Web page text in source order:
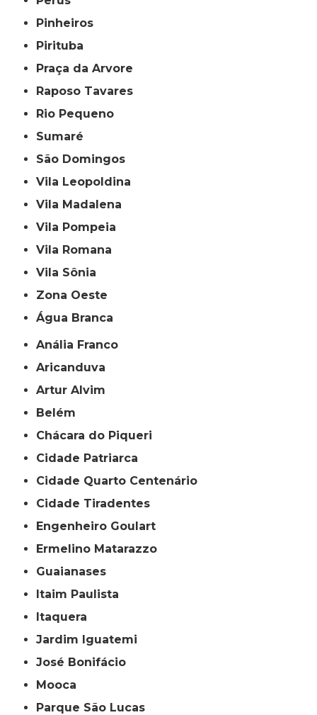
Pinheiros
Pirituba
Praça da Arvore
Raposo Tavares
Rio Pequeno
Sumaré
São Domingos
Vila Leopoldina
Vila Madalena
Vila Pompeia
Vila Romana
Vila Sônia
Zona Oeste
Água Branca
Anália Franco
Aricanduva
Artur Alvim
Belém
Chácara do Piqueri
Cidade Patriarca
Cidade Quarto Centenário
Cidade Tiradentes
Engenheiro Goulart
Ermelino Matarazzo
Guaianases
Itaim Paulista
Itaquera
Jardim Iguatemi
José Bonifácio
Mooca
Parque São Lucas